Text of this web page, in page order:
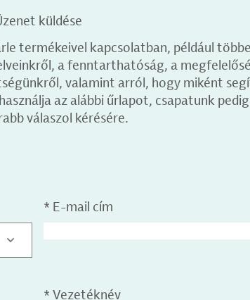
küldése
termékeivel kapcsolatban, például
a fenntarthatóság, a
valamint arról, hogy miként
az alábbi űrlapot, csapatunk
válaszol kérésére.
* E-mail cím
* Vezetéknév